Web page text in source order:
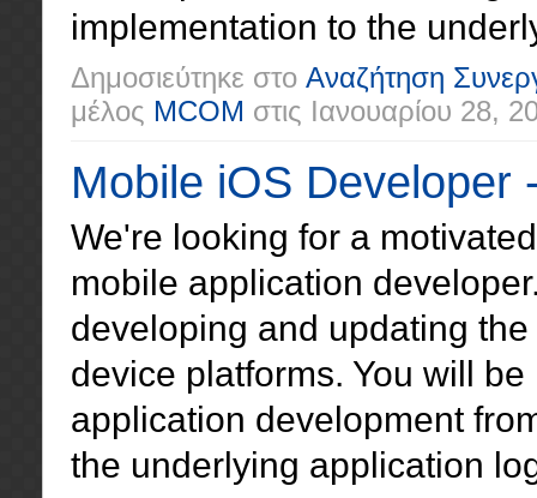
implementation to the
Δημοσιεύτηκε στο Αναζήτηση
μέλος MCOM στις Ιανουαρίου 28,
Mobile iOS Developer
We're looking for a
mobile application
developing and updating
device platforms. You will
application development
the underlying application